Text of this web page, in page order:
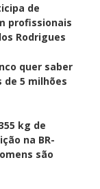
de
profissionais
Rodrigues
quer saber
de 5 milhões
kg de
na BR-
são